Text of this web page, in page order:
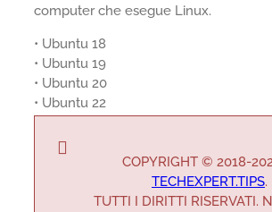
computer che esegue Linux.
• Ubuntu 18
• Ubuntu 19
• Ubuntu 20
• Ubuntu 22
COPYRIGHT © 2018-
TECHEXPERT.TIPS.
TUTTI I DIRITTI RISERVATI.